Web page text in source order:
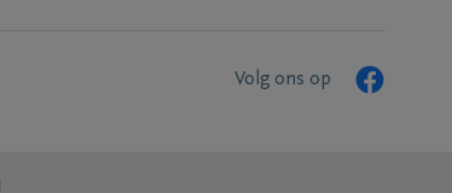
Volg ons op